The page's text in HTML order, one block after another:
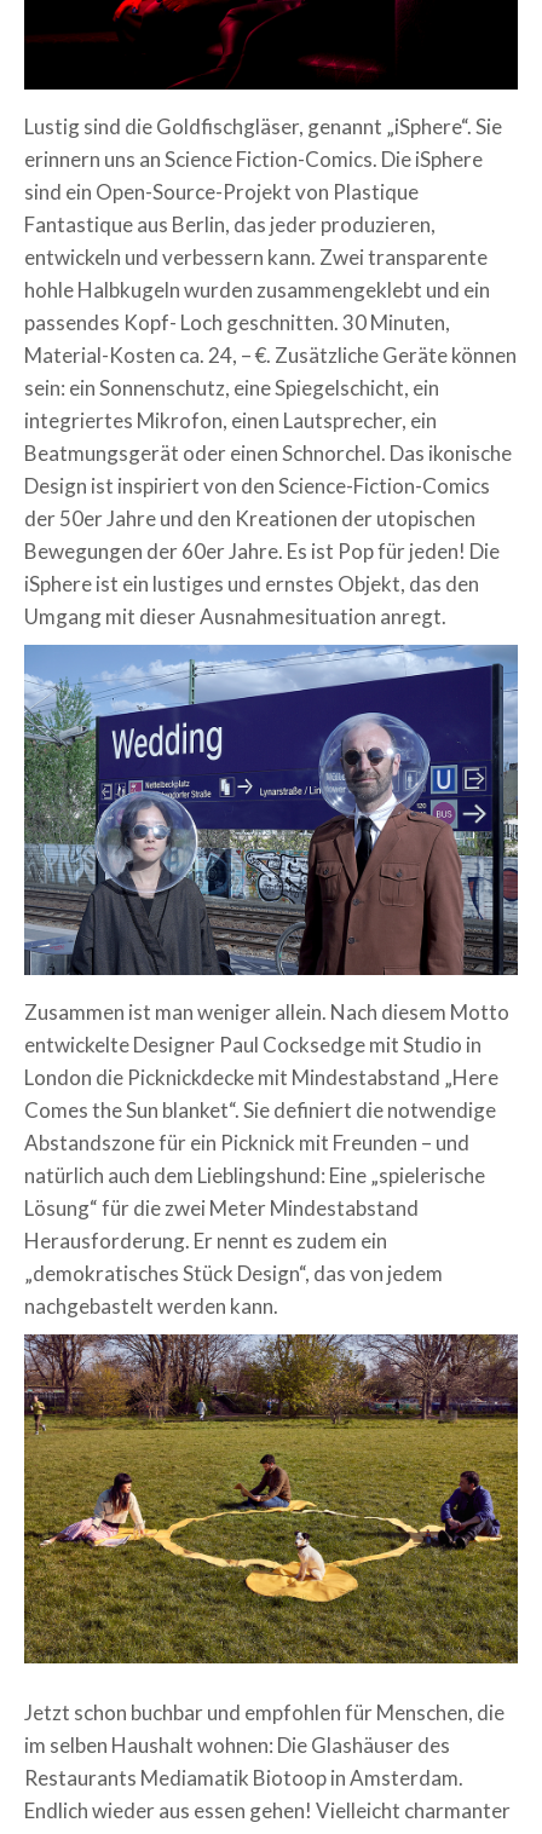
Lustig sind die Goldfischgläser, genannt „iSphere“. Sie
erinnern uns an Science Fiction-Comics. Die iSphere
sind ein Open-Source-Projekt von Plastique
Fantastique aus Berlin, das jeder produzieren,
entwickeln und verbessern kann. Zwei transparente
hohle Halbkugeln wurden zusammengeklebt und ein
passendes Kopf- Loch geschnitten. 30 Minuten,
Material-Kosten ca. 24, – €. Zusätzliche Geräte können
sein: ein Sonnenschutz, eine Spiegelschicht, ein
integriertes Mikrofon, einen Lautsprecher, ein
Beatmungsgerät oder einen Schnorchel. Das ikonische
Design ist inspiriert von den Science-Fiction-Comics
der 50er Jahre und den Kreationen der utopischen
Bewegungen der 60er Jahre. Es ist Pop für jeden! Die
iSphere ist ein lustiges und ernstes Objekt, das den
Umgang mit dieser Ausnahmesituation anregt.
Zusammen ist man weniger allein. Nach diesem Motto
entwickelte Designer Paul Cocksedge mit Studio in
London die Picknickdecke mit Mindestabstand „Here
Comes the Sun blanket“. Sie definiert die notwendige
Abstandszone für ein Picknick mit Freunden – und
natürlich auch dem Lieblingshund: Eine „spielerische
Lösung“ für die zwei Meter Mindestabstand
Herausforderung. Er nennt es zudem ein
„demokratisches Stück Design“, das von jedem
nachgebastelt werden kann.
Jetzt schon buchbar und empfohlen für Menschen, die
im selben Haushalt wohnen: Die Glashäuser des
Restaurants Mediamatik Biotoop in Amsterdam.
Endlich wieder aus essen gehen! Vielleicht charmanter